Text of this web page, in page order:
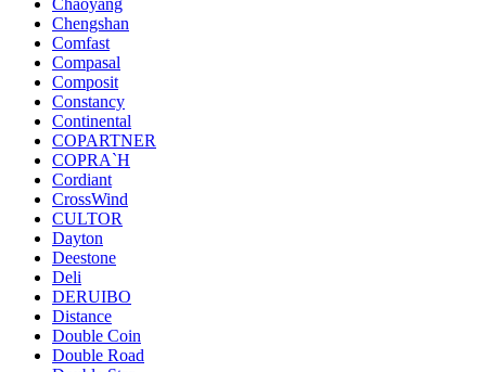
Chengshan
Comfast
Compasal
Composit
Constancy
Continental
COPARTNER
COPRA`H
Cordiant
CrossWind
CULTOR
Dayton
Deestone
Deli
DERUIBO
Distance
Double Coin
Double Road